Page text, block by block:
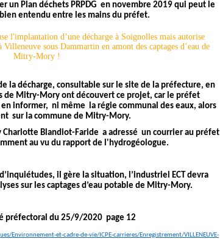
un Plan déchets PRPDG en novembre 2019 qui peut le
entendu entre les mains du préfet.
la décharge, consultable sur le site de la préfecture, en
Mitry-Mory ont découvert ce projet, car le préfet
en informer, ni même la régie communal des eaux, alors
sur la commune de Mitry-Mory.
Charlotte Blandiot-Faride a adressé un courrier au préfet
au vu du rapport de l'hydrogéologue.
il gère la situation, l’industriel ECT devra
sur les captages d’eau potable de Mitry-Mory.
préfectoral du 25/9/2020 page 12
Environnement-et-cadre-de-vie/ICPE-carrieres/Enregistrement/VILLENEUVE-